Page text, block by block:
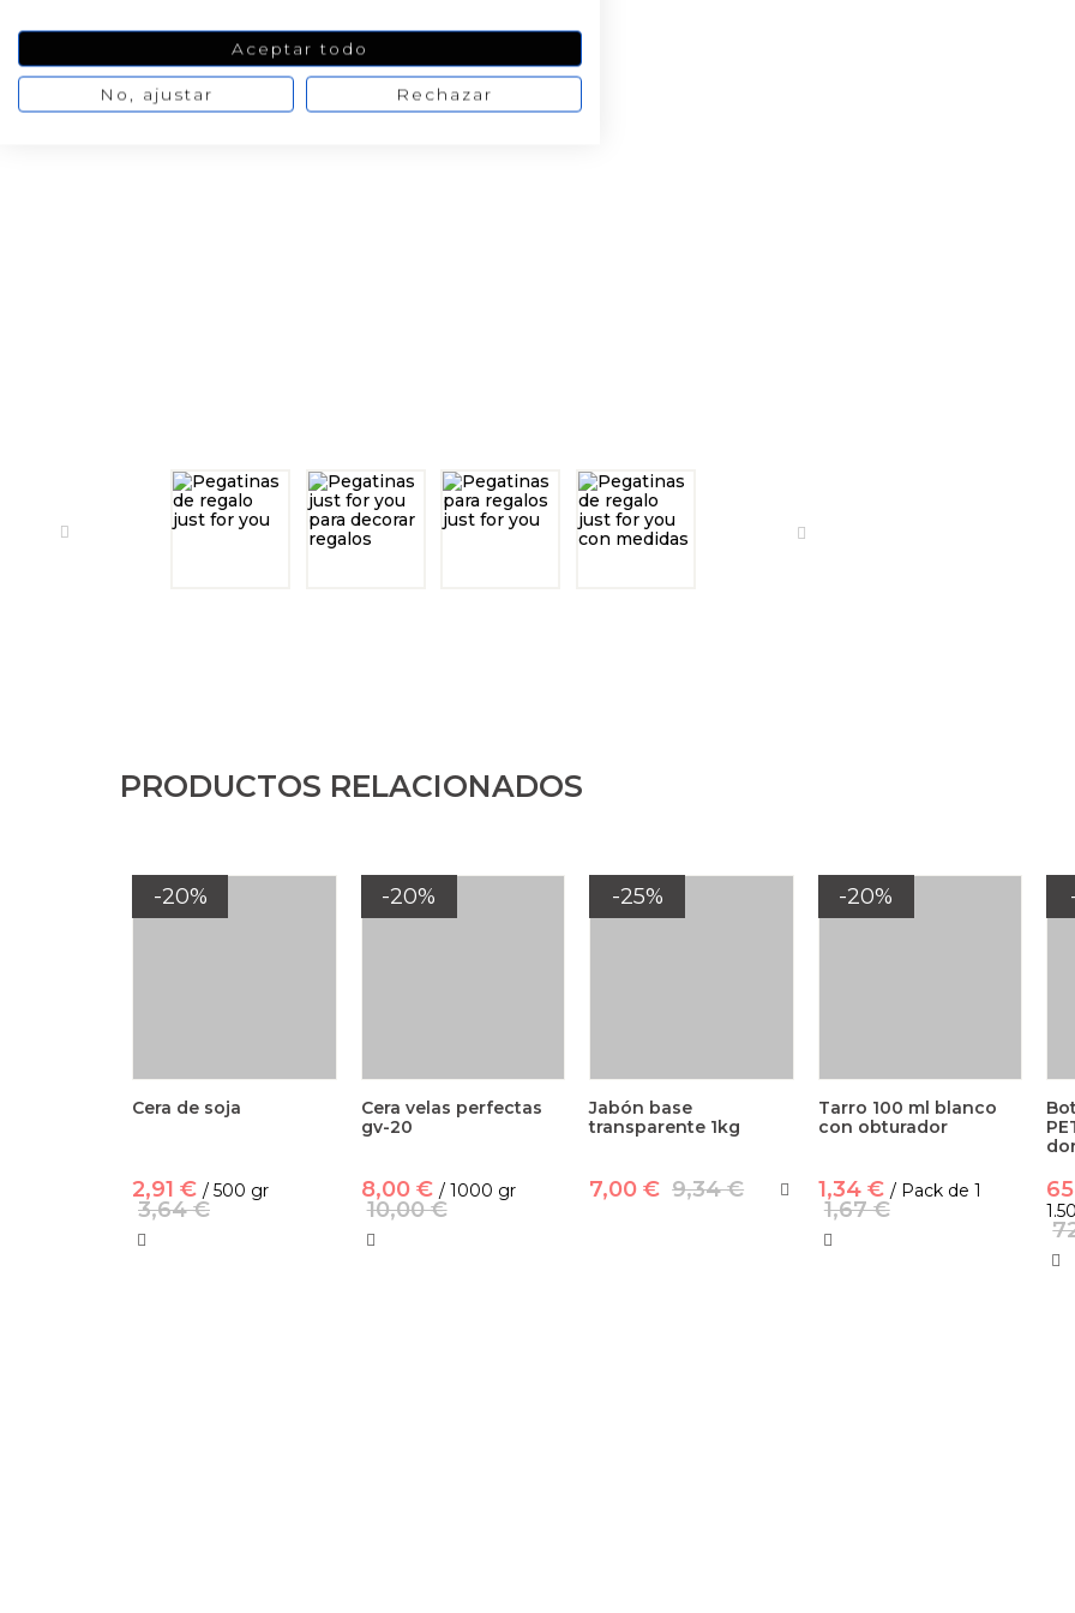
PRODUCTOS RELACIONADOS
-20%
Cera de soja
2,91 € / 500 gr
3,64 €
-20%
Cera velas perfectas
gv-20
8,00 € / 1000 gr
10,00 €
-25%
Jabón base
transparente 1kg
7,00 € 9,34 €
-20%
Tarro 100 ml blanco
con obturador
1,34 € / Pack de 1
1,67 €
Aceptar todo
No, ajustar Rechazar